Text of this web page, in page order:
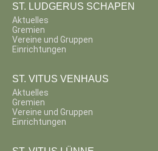
ST. LUDGERUS SCHAPEN
Aktuelles
Gremien
Vereine und Gruppen
Einrichtungen
ST. VITUS VENHAUS
Aktuelles
Gremien
Vereine und Gruppen
Einrichtungen